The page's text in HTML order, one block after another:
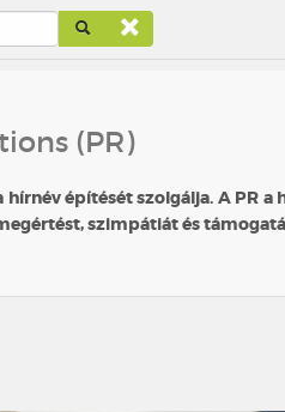
(PR)
hírnév építését szolgálja. A PR
szimpátiát és